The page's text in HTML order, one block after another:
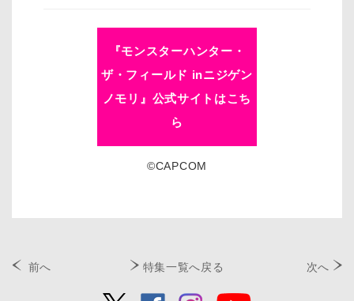
『モンスターハンター・
ザ・フィールド inニジゲン
ノモリ』公式サイトはこち
ら
©CAPCOM
前へ 特集一覧へ戻る 次へ